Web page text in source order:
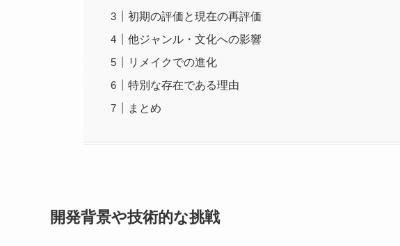
初期の評価と現在の再評価
他ジャンル・文化への影響
リメイクでの進化
特別な存在である理由
まとめ
開発背景や技術的な挑戦